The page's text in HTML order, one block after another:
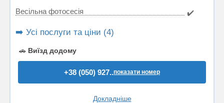
Весільна фотосесія ✔️
➡️ Усі послуги та ціни (4)
🚗 Виїзд додому
+38 (050) 927..показати номер
Докладніше